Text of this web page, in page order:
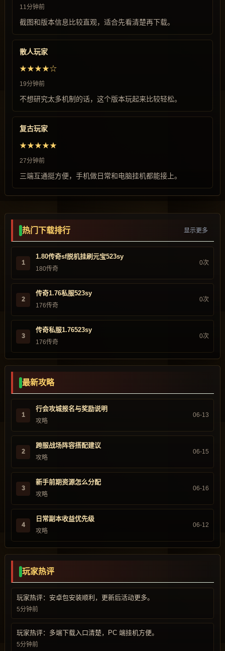
11分钟前
截图和版本信息比较直观，适合先看清楚再下载。
散人玩家
★★★★☆
19分钟前
不想研究太多机制的话，这个版本玩起来比较轻松。
复古玩家
★★★★★
27分钟前
三端互通挺方便，手机做日常和电脑挂机都能接上。
热门下载排行 显示更多
1
1.80传奇sf脱机挂刷元宝523sy
180传奇
0次
2
传奇1.76私服523sy
176传奇
0次
3
传奇私服1.76523sy
176传奇
0次
最新攻略
1
行会攻城报名与奖励说明
攻略
06-13
2
跨服战场阵容搭配建议
攻略
06-15
3
新手前期资源怎么分配
攻略
06-16
4
日常副本收益优先级
攻略
06-12
玩家热评
玩家热评：安卓包安装顺利，更新后活动更多。
5分钟前
玩家热评：多端下载入口清楚，PC 端挂机方便。
5分钟前